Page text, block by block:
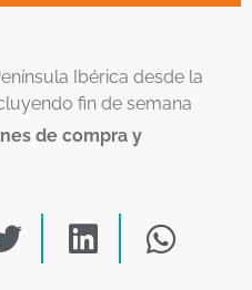
Ibérica desde la
fin de semana
de compra y